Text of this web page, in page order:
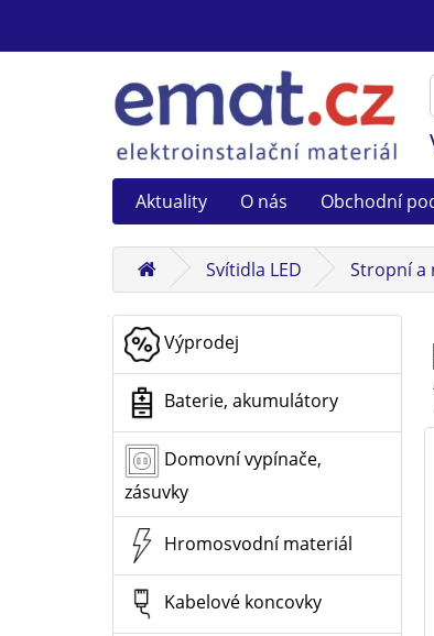
Aktuality O nás Obchodní
Svítidla LED Stropní a
Výprodej
Baterie, akumulátory
Domovní vypínače,
zásuvky
Hromosvodní materiál
Kabelové koncovky